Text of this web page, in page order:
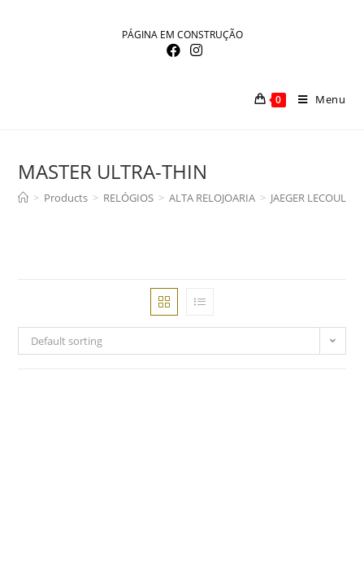
PÁGINA EM CONSTRUÇÃO
0 Menu
MASTER ULTRA-THIN
> Products > RELÓGIOS > ALTA RELOJOARIA > JAEGER LECOULTRE
Default sorting